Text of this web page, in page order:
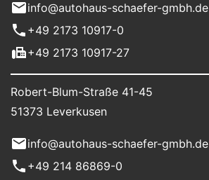
info@autohaus-schaefer-gmbh.de
+49 2173 10917-0
+49 2173 10917-27
Robert-Blum-Straße 41-45
51373 Leverkusen
info@autohaus-schaefer-gmbh.de
+49 214 86869-0